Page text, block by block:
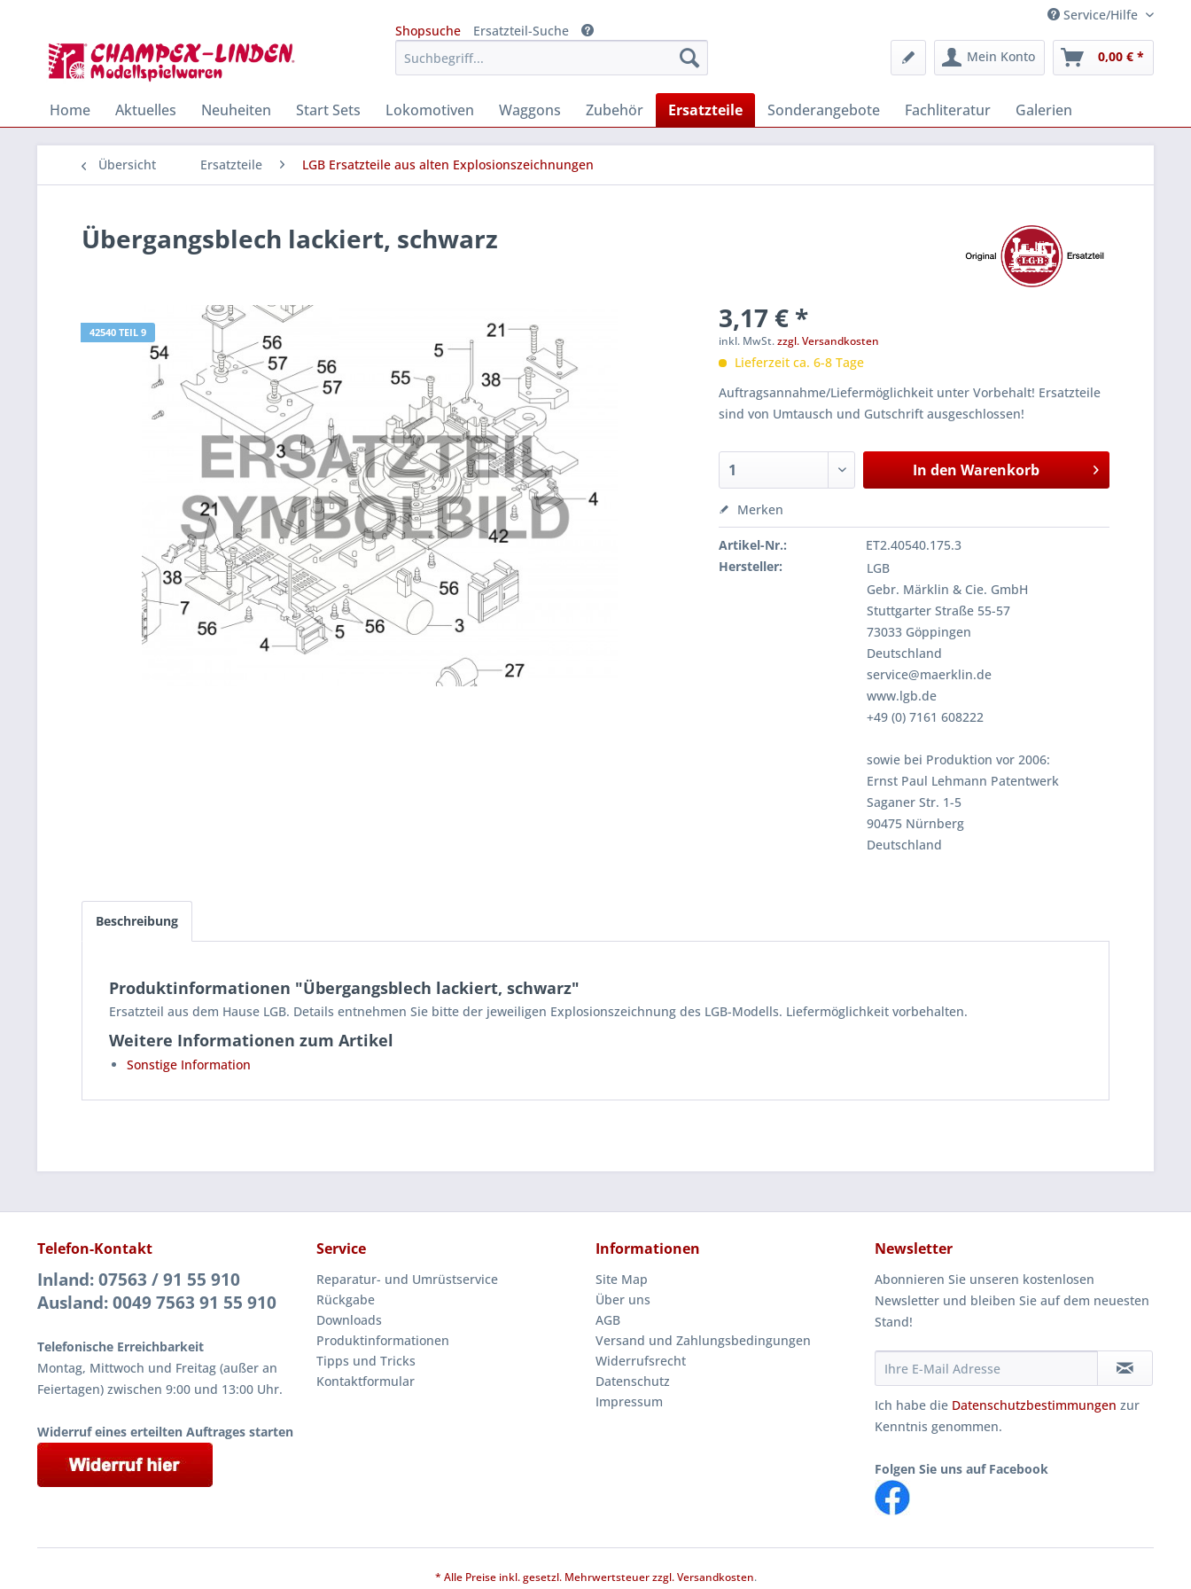
Service/Hilfe
Shopsuche
Ersatzteil-Suche
Mein Konto
0,00 € *
Home Aktuelles Neuheiten Start Sets Lokomotiven Waggons Zubehör Ersatzteile Sonderangebote Fachliteratur Galerien
Übersicht Ersatzteile LGB Ersatzteile aus alten Explosionszeichnungen
Übergangsblech lackiert, schwarz
42540 TEIL 9 3,17 € *
inkl. MwSt.zzgl. Versandkosten
Lieferzeit ca. 6-8 Tage
Auftragsannahme/Liefermöglichkeit unter Vorbehalt! Ersatzteile
sind von Umtausch und Gutschrift ausgeschlossen!
In den Warenkorb
Merken
Artikel-Nr.:
ET2.40540.175.3
Hersteller:
LGB
Gebr. Märklin & Cie. GmbH
Stuttgarter Straße 55-57
73033 Göppingen
Deutschland
service@maerklin.de
www.lgb.de
+49 (0) 7161 608222
sowie bei Produktion vor 2006:
Ernst Paul Lehmann Patentwerk
Saganer Str. 1-5
90475 Nürnberg
Deutschland
Beschreibung
Produktinformationen "Übergangsblech lackiert, schwarz"
Ersatzteil aus dem Hause LGB. Details entnehmen Sie bitte der jeweiligen Explosionszeichnung des LGB-Modells. Liefermöglichkeit vorbehalten.
Weitere Informationen zum Artikel
Sonstige Information
Telefon-Kontakt
Inland: 07563 / 91 55 910
Ausland: 0049 7563 91 55 910
Telefonische Erreichbarkeit
Montag, Mittwoch und Freitag (außer an
Feiertagen) zwischen 9:00 und 13:00 Uhr.
Widerruf eines erteilten Auftrages starten
Service
Reparatur- und Umrüstservice
Rückgabe
Downloads
Produktinformationen
Tipps und Tricks
Kontaktformular
Informationen
Site Map
Über uns
AGB
Versand und Zahlungsbedingungen
Widerrufsrecht
Datenschutz
Impressum
Newsletter
Abonnieren Sie unseren kostenlosen
Newsletter und bleiben Sie auf dem neuesten
Stand!
Ich habe die Datenschutzbestimmungen zur
Kenntnis genommen.
Folgen Sie uns auf Facebook
* Alle Preise inkl. gesetzl. Mehrwertsteuer zzgl.Versandkosten.